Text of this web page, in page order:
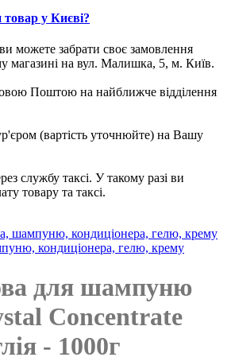
у Києві?
можете забрати своє замовлення
магазині на вул. Малишка, 5, м. Київ.
Поштою на найближче відділення
(вартість уточнюйте) на Вашу
службу таксі. У такому разі ви
товару та таксі.
шампуню, кондиціонера, гелю, крему
кондиціонера, гелю, крему
для шампуню
Concentrate
- ​​1000г